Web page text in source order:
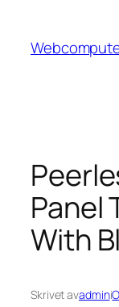
innehåll
Panel
With
Skrivet avadmini